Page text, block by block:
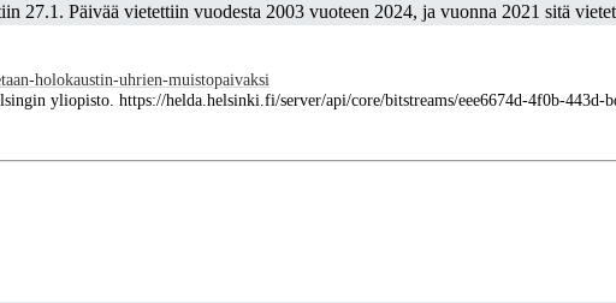
27.1. Päivää vietettiin vuodesta 2003 vuoteen 2024, ja vuonna 2021 sitä
holokaustin-uhrien-muistopaivaksi
yliopisto. https://helda.helsinki.fi/server/api/core/bitstreams/eee6674d-4f0b-443d-